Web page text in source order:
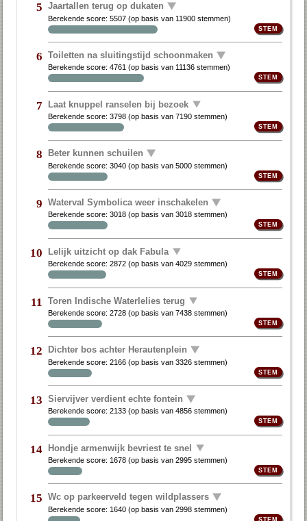
5 Jaartallen terug op dukaten
Berekende score:5507 (op basis van 11900 stemmen)
6 Toiletten na sluitingstijd schoonmaken
Berekende score:4761 (op basis van 11136 stemmen)
7 Laat knuppel ranselen bij bezoek
Berekende score:3798 (op basis van7190 stemmen)
8 Beter kunnen schuilen
Berekende score:3040 (op basis van5000 stemmen)
9 Waterval Symbolica weer inschakelen
Berekende score:3018 (op basis van3018 stemmen)
10 Lelijk uitzicht op dak Fabula
Berekende score:2872 (op basis van4029 stemmen)
11 Toren Indische Waterlelies terug
Berekende score:2728 (op basis van7438 stemmen)
12 Dichter bos achter Herautenplein
Berekende score:2166 (op basis van3326 stemmen)
13 Siervijver verdient echte fontein
Berekende score:2133 (op basis van4856 stemmen)
14 Hondje armenwijk bevriest te snel
Berekende score: 1678 (op basis van2995 stemmen)
15 Wc op parkeerveld tegen wildplassers
Berekende score: 1640 (op basis van2998 stemmen)